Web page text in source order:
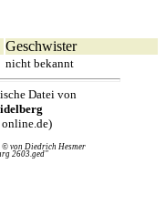
Geschwister
nicht bekannt
Datei von
© von Diedrich Hesmer
2603.ged"